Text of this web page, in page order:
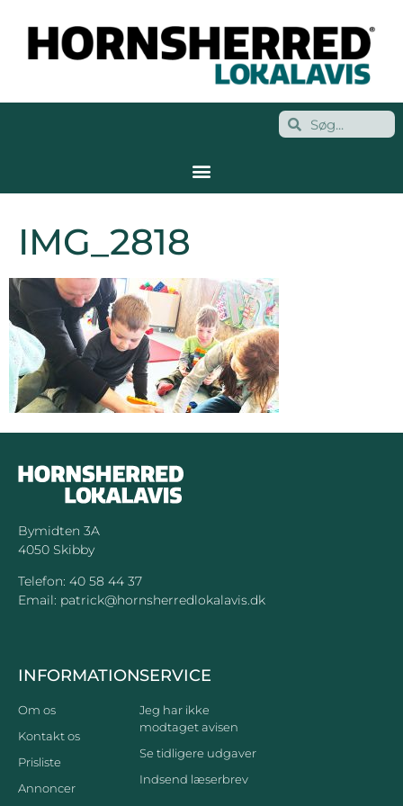
IMG_2818
Bymidten 3A
4050 Skibby
Telefon: 40 58 44 37
Email: patrick@hornsherredlokalavis.dk
INFORMATION
Om os
Kontakt os
Prisliste
Annoncer
SERVICE
Jeg har ikke
modtaget avisen
Se tidligere udgaver
Indsend læserbrev